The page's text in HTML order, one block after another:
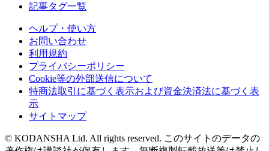
記事タグ一覧
ヘルプ・使い方
お問い合わせ
利用規約
プライバシーポリシー
Cookie等の外部送信について
特商法取引に基づく表示および資金決済法に基づく表
示
サイトマップ
© KODANSHA Ltd. All rights reserved. このサイトのデータの